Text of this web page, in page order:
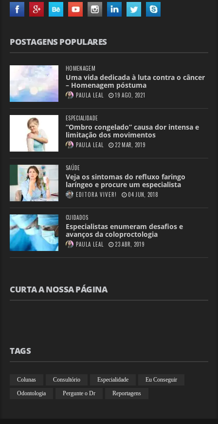
POSTAGENS POPULARES
HOMENAGEM
Uma vida dedicada à luta contra o câncer
– Homenagem póstuma
PAULA LEAL 19 AGO, 2021
ESPECIALIDADE
“Ombro congelado” causa dor intensa e
limitação dos movimentos
PAULA LEAL 22 MAR, 2019
SAÚDE
Veja os sintomas do refluxo faringo
laríngeo e procure um especialista
EDITORA VIVER! 04 JUN, 2018
CUIDADOS
Especialistas enumeram desafios e
avanços da coloproctologia
PAULA LEAL 23 ABR, 2019
CURTA A NOSSA PÁGINA
TAGS
Colunas Consultório Especialidade
Eu Conseguir
Odontologia
Pergunte o Dr Reportagens